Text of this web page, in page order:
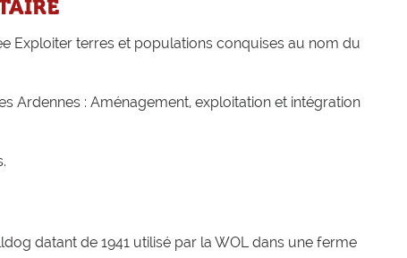
Exploiter terres et populations conquises au nom du
Ardennes : Aménagement, exploitation et intégration
datant de 1941 utilisé par la WOL dans une ferme